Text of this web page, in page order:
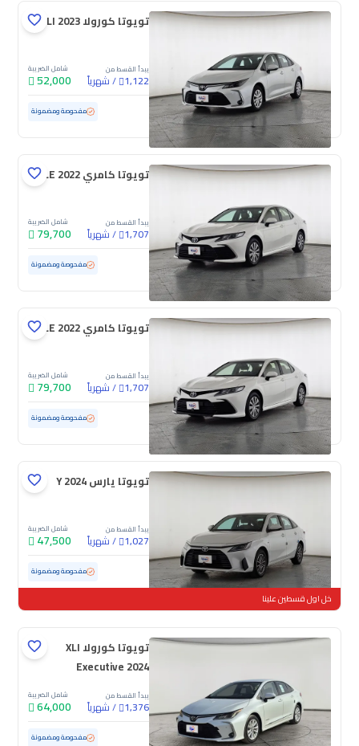
تويوتا كورولا XLI 2023
يبدأ القسط من
1,122
/شهرياً
شامل الضريبة
52,000
مستعملة 65,280 كم مفحوصة ومضمونة
تويوتا كامري LE 2022
يبدأ القسط من
1,707
/شهرياً
شامل الضريبة
79,700
مستعملة 144,957 كم مفحوصة ومضمونة
تويوتا كامري LE 2022
يبدأ القسط من
1,707
/شهرياً
شامل الضريبة
79,700
مستعملة 154,410 كم مفحوصة ومضمونة
تويوتا يارس Y 2024
يبدأ القسط من
1,027
/شهرياً
شامل الضريبة
47,500
مستعملة 151,294 كم مفحوصة ومضمونة
خل اول قسطين علينا
تويوتا كورولا XLI
Executive 2024
يبدأ القسط من
1,376
/شهرياً
شامل الضريبة
64,000
مستعملة 95,356 كم مفحوصة ومضمونة